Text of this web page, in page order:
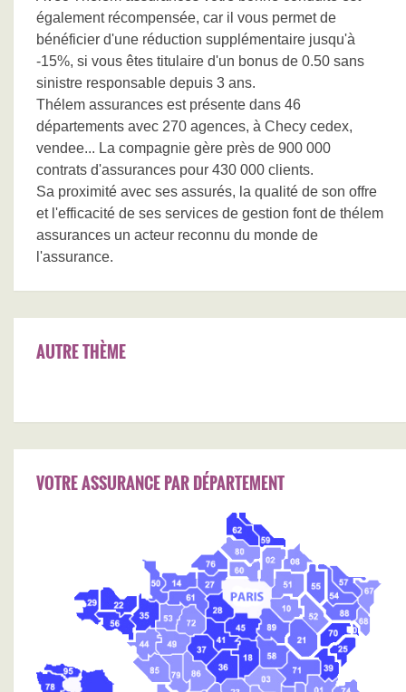
également récompensée, car il vous permet de
bénéficier d'une réduction supplémentaire jusqu'à
-15%, si vous êtes titulaire d'un bonus de 0.50 sans
sinistre responsable depuis 3 ans.
Thélem assurances est présente dans 46
départements avec 270 agences, à Checy cedex,
vendee... La compagnie gère près de 900 000
contrats d'assurances pour 430 000 clients.
Sa proximité avec ses assurés, la qualité de son offre
et l'efficacité de ses services de gestion font de thélem
assurances un acteur reconnu du monde de
l'assurance.
AUTRE THÈME
VOTRE ASSURANCE PAR DÉPARTEMENT